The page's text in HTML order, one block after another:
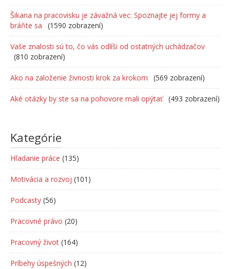
Šikana na pracovisku je závažná vec: Spoznajte jej formy a
bráňte sa
(1590 zobrazení)
Vaše znalosti sú to, čo vás odlíši od ostatných uchádzačov
(810 zobrazení)
Ako na založenie živnosti krok za krokom (569 zobrazení)
Aké otázky by ste sa na pohovore mali opýtať (493 zobrazení)
Kategórie
Hľadanie práce (135)
Motivácia a rozvoj (101)
Podcasty (56)
Pracovné právo (20)
Pracovný život (164)
Príbehy úspešných (12)